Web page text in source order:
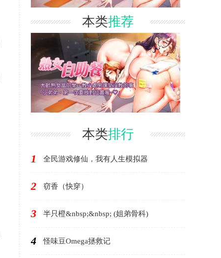
本类推荐
本类排行
1 全民游戏修仙，我有人生模拟器
2 窃香（快穿）
3 半只橙&nbsp;&nbsp; (姐弟骨科)
4 怪味豆Omega拯救记